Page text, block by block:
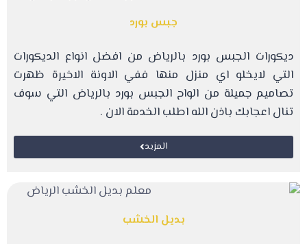
جبس بورد
ديكورات الجبس بورد بالرياض من افضل انواع الديكورات
التي لايخلو اي منزل منها ففي الاونة الاخيرة ظهرت
تصاميم جميلة من الواح الجبس بورد بالرياض التي سوف
تنال اعجابك باذن الله اطلب الخدمة الان .
المزيد
بديل الخشب